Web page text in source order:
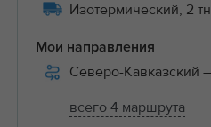
Изотермический, 2
Мои направления
Северо-Кавказский
всего 4 маршрута